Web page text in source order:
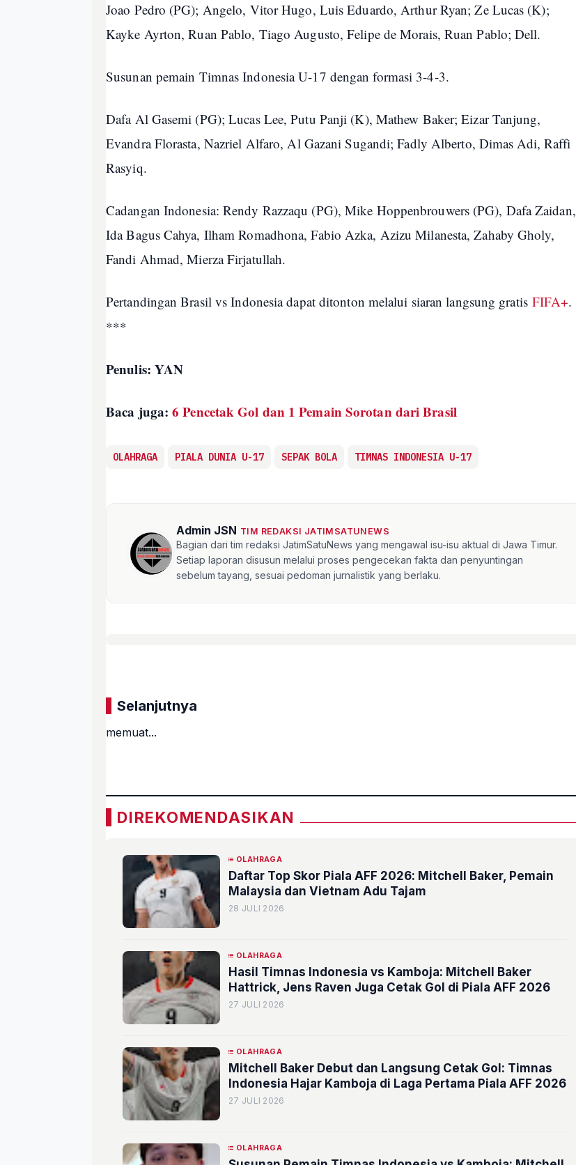
Joao Pedro (PG); Angelo, Vitor Hugo, Luis Eduardo, Arthur Ryan; Ze Lucas (K);
Kayke Ayrton, Ruan Pablo, Tiago Augusto, Felipe de Morais, Ruan Pablo; Dell.
Susunan pemain Timnas Indonesia U-17 dengan formasi 3-4-3.
Dafa Al Gasemi (PG); Lucas Lee, Putu Panji (K), Mathew Baker; Eizar Tanjung,
Evandra Florasta, Nazriel Alfaro, Al Gazani Sugandi; Fadly Alberto, Dimas Adi, Raffi
Rasyiq.
Cadangan Indonesia: Rendy Razzaqu (PG), Mike Hoppenbrouwers (PG), Dafa Zaidan,
Ida Bagus Cahya, Ilham Romadhona, Fabio Azka, Azizu Milanesta, Zahaby Gholy,
Fandi Ahmad, Mierza Firjatullah.
Pertandingan Brasil vs Indonesia dapat ditonton melalui siaran langsung gratis FIFA+.
***
Penulis: YAN
Baca juga:6 Pencetak Gol dan 1 Pemain Sorotan dari Brasil
OLAHRAGA PIALA DUNIA U-17 SEPAK BOLA TIMNAS INDONESIA U-17
Admin JSN TIM REDAKSI JATIMSATUNEWS
Bagian dari tim redaksi JatimSatuNews yang mengawal isu-isu aktual di Jawa Timur.
Setiap laporan disusun melalui proses pengecekan fakta dan penyuntingan
sebelum tayang, sesuai pedoman jurnalistik yang berlaku.
Selanjutnya
memuat...
DIREKOMENDASIKAN
OLAHRAGA
Daftar Top Skor Piala AFF 2026: Mitchell Baker, Pemain
Malaysia dan Vietnam Adu Tajam
28 JULI 2026
OLAHRAGA
Hasil Timnas Indonesia vs Kamboja: Mitchell Baker
Hattrick, Jens Raven Juga Cetak Gol di Piala AFF 2026
27 JULI 2026
OLAHRAGA
Mitchell Baker Debut dan Langsung Cetak Gol: Timnas
Indonesia Hajar Kamboja di Laga Pertama Piala AFF 2026
27 JULI 2026
OLAHRAGA